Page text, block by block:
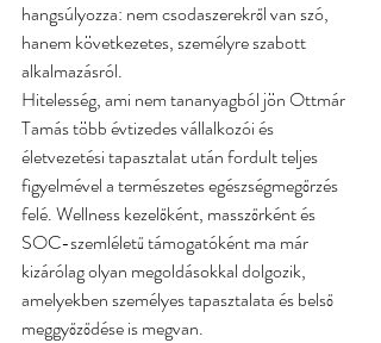
hangsúlyozza: nem csodaszerekről van szó,
hanem következetes, személyre szabott
alkalmazásról.
Hitelesség, ami nem tananyagból jön Ottmár
Tamás több évtizedes vállalkozói és
életvezetési tapasztalat után fordult teljes
figyelmével a természetes egészségmegőrzés
felé. Wellness kezelőként, masszőrként és
SOC-szemléletű támogatóként ma már
kizárólag olyan megoldásokkal dolgozik,
amelyekben személyes tapasztalata és belső
meggyőződése is megvan.